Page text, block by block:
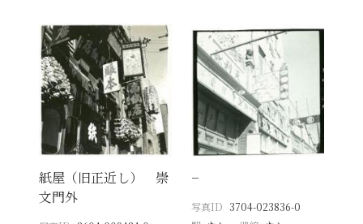
紙屋（旧正近し） 崇
文門外
−
写真ID 3704-023836-0